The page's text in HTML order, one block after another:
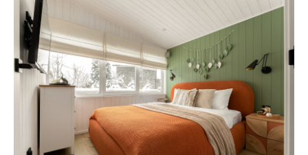
Меню
Главная
Что входит в стоимость
Преимущества
Вопросы
Галерея
Блог
Безопасность